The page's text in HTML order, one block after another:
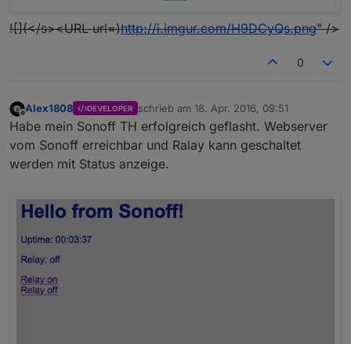
![](</s><URL url=)http://i.imgur.com/H9DCyQs.png" />
0
Offline
Alex1808 DEVELOPER schrieb am 18. Apr. 2016, 09:51
zuletzt editiert von
Habe mein Sonoff TH erfolgreich geflasht. Webserver
vom Sonoff erreichbar und Ralay kann geschaltet
werden mit Status anzeige.